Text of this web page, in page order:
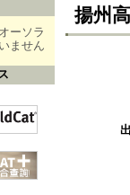
ーソラ
ません
揚州